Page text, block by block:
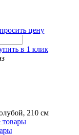
цену
в 1 клик
210 см